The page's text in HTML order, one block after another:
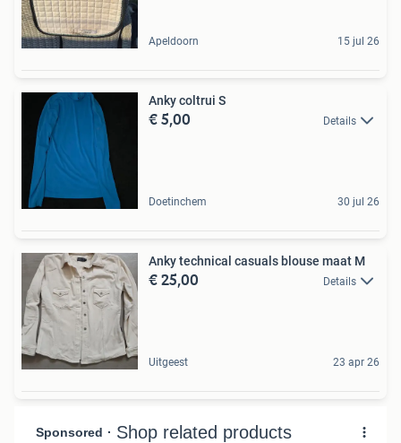
Apeldoorn 15 jul 26
Anky coltrui S
€ 5,00 Details
Doetinchem 30 jul 26
Anky technical casuals blouse maat M
€ 25,00 Details
Uitgeest 23 apr 26